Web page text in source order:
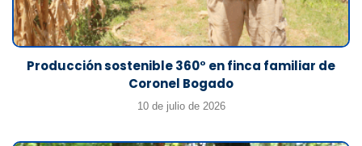
Producción sostenible 360° en finca familiar de
Coronel Bogado
10 de julio de 2026